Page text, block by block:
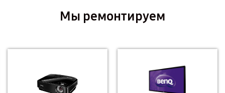
Мы ремонтируем